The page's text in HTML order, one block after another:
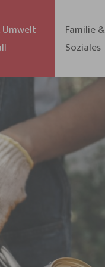
Umwelt
Familie &
Soziales